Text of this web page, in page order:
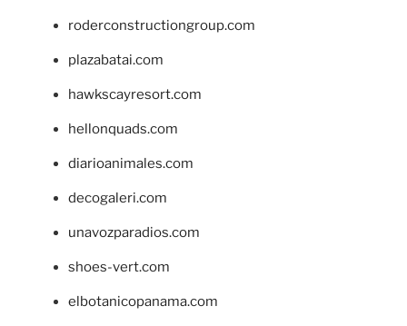
roderconstructiongroup.com
plazabatai.com
hawkscayresort.com
hellonquads.com
diarioanimales.com
decogaleri.com
unavozparadios.com
shoes-vert.com
elbotanicopanama.com